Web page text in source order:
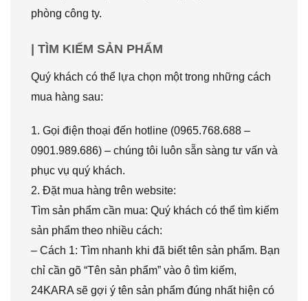
phòng công ty.
| TÌM KIẾM SẢN PHẨM
Quý khách có thể lựa chọn một trong những cách
mua hàng sau:
1. Gọi điện thoại đến hotline (0965.768.688 –
0901.989.686) – chúng tôi luôn sẵn sàng tư vấn và
phục vụ quý khách.
2. Đặt mua hàng trên website:
Tìm sản phẩm cần mua: Quý khách có thể tìm kiếm
sản phẩm theo nhiều cách:
– Cách 1: Tìm nhanh khi đã biết tên sản phẩm. Bạn
chỉ cần gõ “Tên sản phẩm” vào ô tìm kiếm,
24KARA sẽ gợi ý tên sản phẩm đúng nhất hiện có